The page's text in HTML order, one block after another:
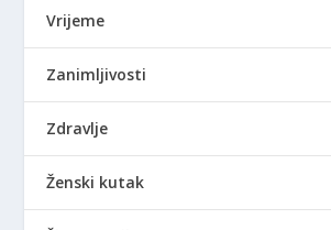
Vrijeme
Zanimljivosti
Zdravlje
Ženski kutak